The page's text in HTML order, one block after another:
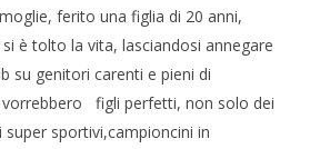
ferito una figlia di 20 anni,
è tolto la vita, lasciandosi annegare
su genitori carenti e pieni di
figli perfetti, non solo dei
sportivi,campioncini in